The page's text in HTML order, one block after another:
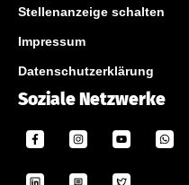
Stellenanzeige schalten
Impressum
Datenschutzerklärung
Soziale Netzwerke